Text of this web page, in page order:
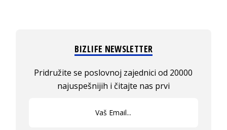
BIZLIFE NEWSLETTER
Pridružite se poslovnoj zajednici od 20000
najuspešnijih i čitajte nas prvi